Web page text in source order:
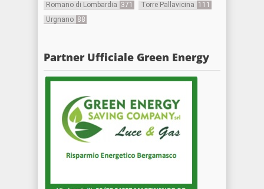
Romano di Lombardia 371 Torre Pallavicina 111
Urgnano 88
Partner Ufficiale Green Energy